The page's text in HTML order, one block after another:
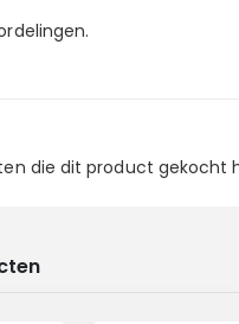
die dit product gekocht